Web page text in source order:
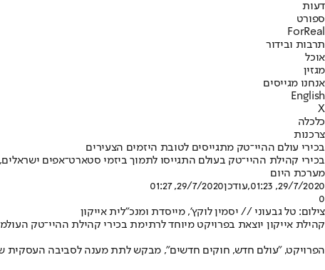
דעות
ספורט
ForReal
תרבות ובידור
אוכל
מגזין
אנחנו מגייסים
English
X
כלכלה
צרכנות
בכירי עולם ההיי־טק מתגייסים לטובת היזמים הצעירים
בכירי קהילת ההיי־טק בעולם התגייסו לתמוך ביזמי סטארט־אפים
מערכת היום
29/7/2020, 01:23
,עודכן29/7/2020, 01:27
0
צילום: טל גבעוני // יסמין לוקץ', מייסדת ומנכ"לית אייקון
קהילת אייקון יוצאת בפרויקט מיוחד לרתימת בכירי קהילת ההיי־טק
הפרויקט, "עולם חדש, חוקים חדשים", מבקש לתת מענה לסביבה העסקית